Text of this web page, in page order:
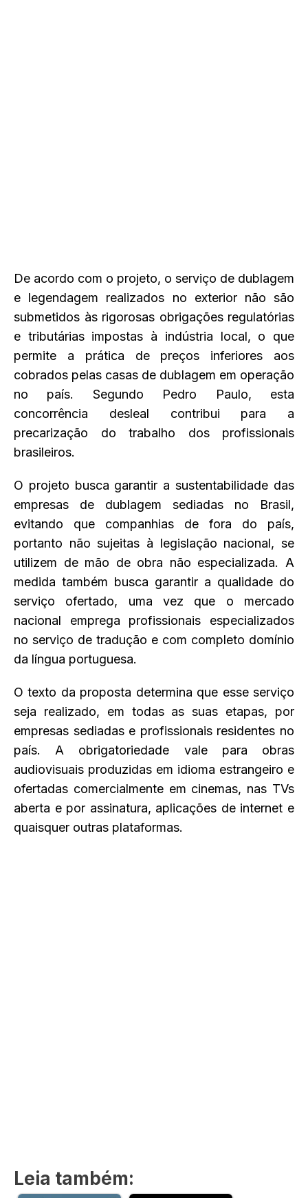
De acordo com o projeto, o serviço de dublagem
e legendagem realizados no exterior não são
submetidos às rigorosas obrigações regulatórias
e tributárias impostas à indústria local, o que
permite a prática de preços inferiores aos
cobrados pelas casas de dublagem em operação
no país. Segundo Pedro Paulo, esta
concorrência desleal contribui para a
precarização do trabalho dos profissionais
brasileiros.
O projeto busca garantir a sustentabilidade das
empresas de dublagem sediadas no Brasil,
evitando que companhias de fora do país,
portanto não sujeitas à legislação nacional, se
utilizem de mão de obra não especializada. A
medida também busca garantir a qualidade do
serviço ofertado, uma vez que o mercado
nacional emprega profissionais especializados
no serviço de tradução e com completo domínio
da língua portuguesa.
O texto da proposta determina que esse serviço
seja realizado, em todas as suas etapas, por
empresas sediadas e profissionais residentes no
país. A obrigatoriedade vale para obras
audiovisuais produzidas em idioma estrangeiro e
ofertadas comercialmente em cinemas, nas TVs
aberta e por assinatura, aplicações de internet e
quaisquer outras plataformas.
Leia também: